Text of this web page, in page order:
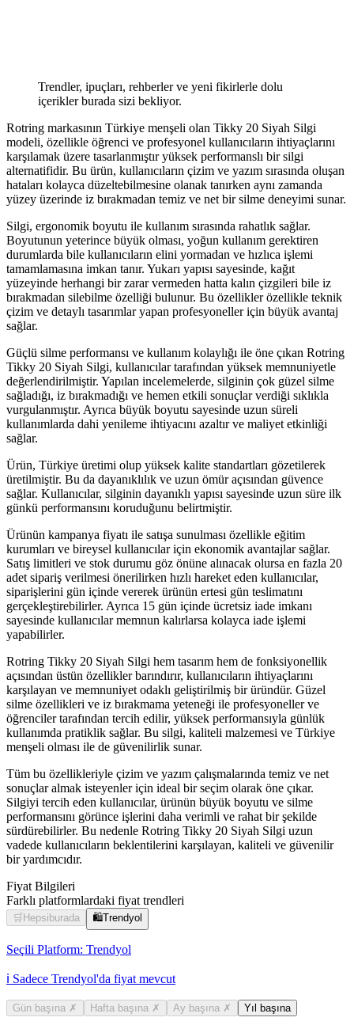
Trendler, ipuçları, rehberler ve yeni fikirlerle dolu
içerikler burada sizi bekliyor.
Rotring markasının Türkiye menşeli olan Tikky 20 Siyah Silgi
modeli, özellikle öğrenci ve profesyonel kullanıcıların ihtiyaçlarını
karşılamak üzere tasarlanmıştır yüksek performanslı bir silgi
alternatifidir. Bu ürün, kullanıcıların çizim ve yazım sırasında oluşan
hataları kolayca düzeltebilmesine olanak tanırken aynı zamanda
yüzey üzerinde iz bırakmadan temiz ve net bir silme deneyimi sunar.
Silgi, ergonomik boyutu ile kullanım sırasında rahatlık sağlar.
Boyutunun yeterince büyük olması, yoğun kullanım gerektiren
durumlarda bile kullanıcıların elini yormadan ve hızlıca işlemi
tamamlamasına imkan tanır. Yukarı yapısı sayesinde, kağıt
yüzeyinde herhangi bir zarar vermeden hatta kalın çizgileri bile iz
bırakmadan silebilme özelliği bulunur. Bu özellikler özellikle teknik
çizim ve detaylı tasarımlar yapan profesyoneller için büyük avantaj
sağlar.
Güçlü silme performansı ve kullanım kolaylığı ile öne çıkan Rotring
Tikky 20 Siyah Silgi, kullanıcılar tarafından yüksek memnuniyetle
değerlendirilmiştir. Yapılan incelemelerde, silginin çok güzel silme
sağladığı, iz bırakmadığı ve hemen etkili sonuçlar verdiği sıklıkla
vurgulanmıştır. Ayrıca büyük boyutu sayesinde uzun süreli
kullanımlarda dahi yenileme ihtiyacını azaltır ve maliyet etkinliği
sağlar.
Ürün, Türkiye üretimi olup yüksek kalite standartları gözetilerek
üretilmiştir. Bu da dayanıklılık ve uzun ömür açısından güvence
sağlar. Kullanıcılar, silginin dayanıklı yapısı sayesinde uzun süre ilk
günkü performansını koruduğunu belirtmiştir.
Ürünün kampanya fiyatı ile satışa sunulması özellikle eğitim
kurumları ve bireysel kullanıcılar için ekonomik avantajlar sağlar.
Satış limitleri ve stok durumu göz önüne alınacak olursa en fazla 20
adet sipariş verilmesi önerilirken hızlı hareket eden kullanıcılar,
siparişlerini gün içinde vererek ürünün ertesi gün teslimatını
gerçekleştirebilirler. Ayrıca 15 gün içinde ücretsiz iade imkanı
sayesinde kullanıcılar memnun kalırlarsa kolayca iade işlemi
yapabilirler.
Rotring Tikky 20 Siyah Silgi hem tasarım hem de fonksiyonellik
açısından üstün özellikler barındırır, kullanıcıların ihtiyaçlarını
karşılayan ve memnuniyet odaklı geliştirilmiş bir üründür. Güzel
silme özellikleri ve iz bırakmama yeteneği ile profesyoneller ve
öğrenciler tarafından tercih edilir, yüksek performansıyla günlük
kullanımda pratiklik sağlar. Bu silgi, kaliteli malzemesi ve Türkiye
menşeli olması ile de güvenilirlik sunar.
Tüm bu özellikleriyle çizim ve yazım çalışmalarında temiz ve net
sonuçlar almak isteyenler için ideal bir seçim olarak öne çıkar.
Silgiyi tercih eden kullanıcılar, ürünün büyük boyutu ve silme
performansını görünce işlerini daha verimli ve rahat bir şekilde
sürdürebilirler. Bu nedenle Rotring Tikky 20 Siyah Silgi uzun
vadede kullanıcıların beklentilerini karşılayan, kaliteli ve güvenilir
bir yardımcıdır.
Fiyat Bilgileri
Farklı platformlardaki fiyat trendleri
🛒 Hepsiburada 🛍️Trendyol
Seçili Platform: Trendyol
ℹ️ Sadece Trendyol'da fiyat mevcut
Gün başına ✗ Hafta başına ✗ Ay başına ✗ Yıl başına